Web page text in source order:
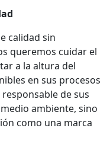
calidad sin
queremos cuidar el
a la altura del
en sus procesos
de sus
ambiente, sino
como una marca